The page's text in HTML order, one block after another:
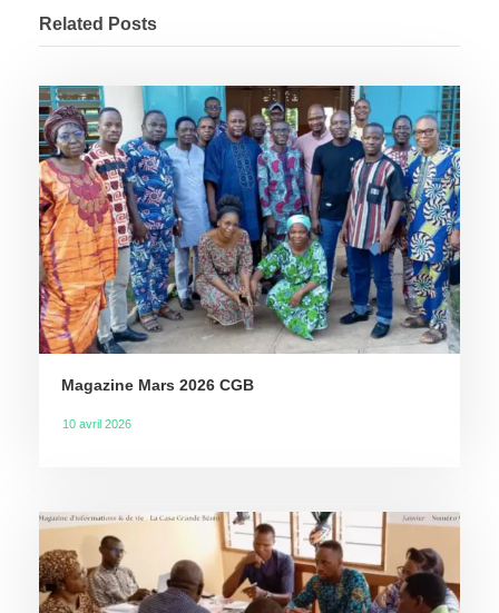
Related Posts
Magazine Mars 2026 CGB
10 avril 2026